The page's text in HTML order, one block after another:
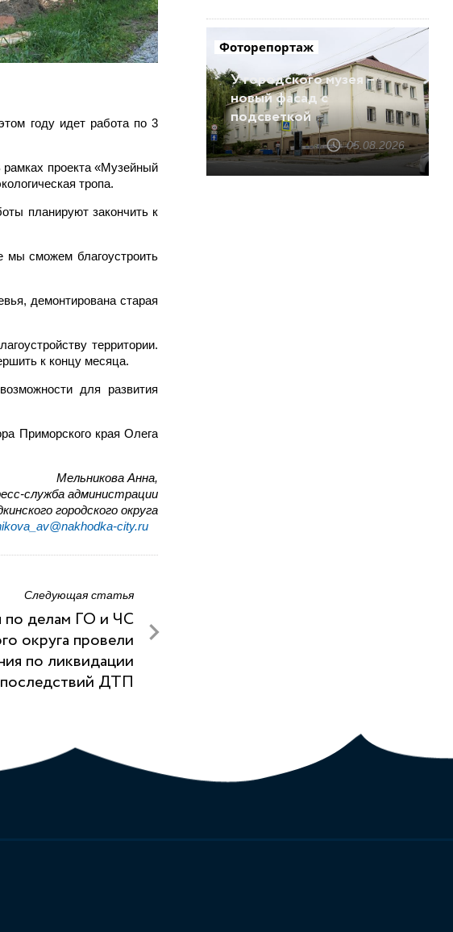
году идет работа по 3
проекта «Музейный
тропа.
планируют закончить к
мы сможем благоустроить
демонтирована старая
территории.
к концу месяца.
для развития
Приморского края Олега
Мельникова Анна,
служба администрации
городского округа
city.ru
Следующая статья
по делам ГО и ЧС
округа провели
по ликвидации
последствий ДТП
Фоторепортаж
У городского музея –
новый фасад с
подсветкой
05.08.2026